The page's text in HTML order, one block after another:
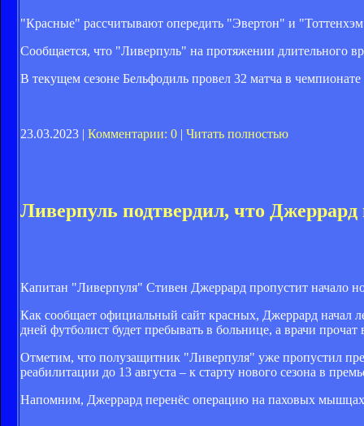
"Красные" рассчитывают опередить "Эвертон" и
Сообщается, что "Ливерпуль" на протяжении длительного
В текущем сезоне Бельфодиль провел 32 матча в
23.03.2023 | Комментарии: 0 Читать полностью
Ливерпуль подтвердил, что Джеррард
Капитан "Ливерпуля" Стивен Джеррард пропустит начало
Как сообщает официальный сайт красных, Джеррард начал
дней футболист будет пребывать в больнице, а врачи
Отметим, что полузащитник "Ливерпуля" уже пропустил
реабилитации до 13 августа – к старту нового сезона в
Напомним, Джеррард перенёс операцию на паховых